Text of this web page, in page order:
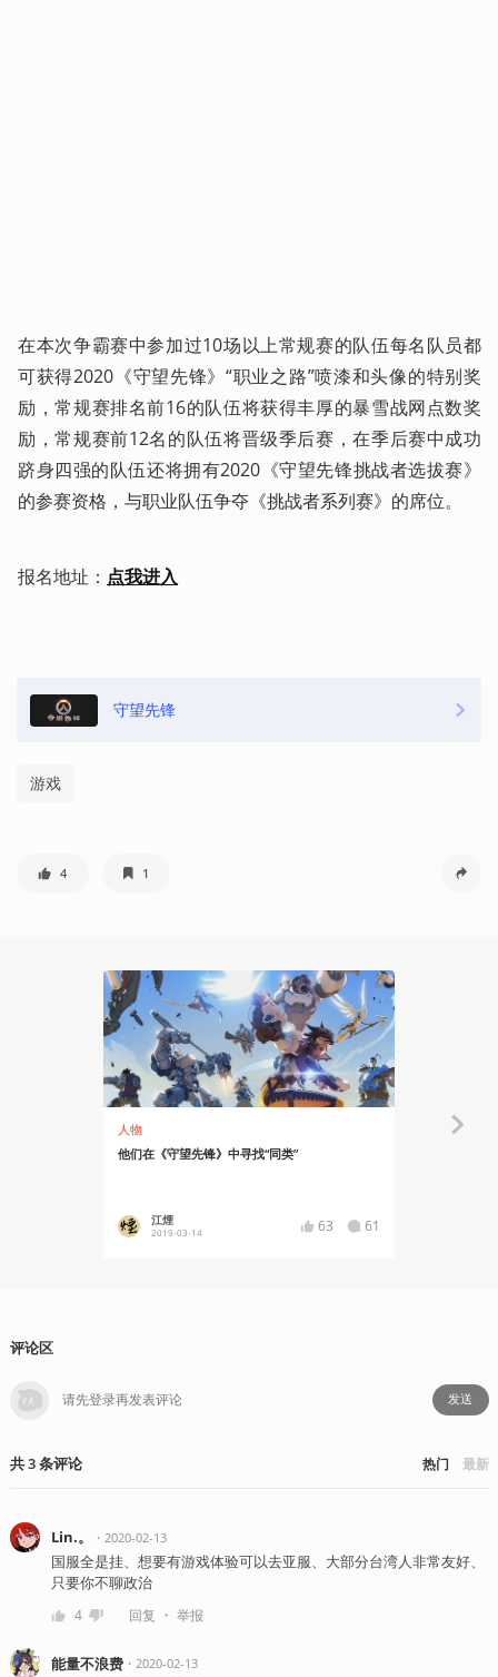
在本次争霸赛中参加过10场以上常规赛的队伍每名队员都
可获得2020《守望先锋》“职业之路”喷漆和头像的特别奖
励，常规赛排名前16的队伍将获得丰厚的暴雪战网点数奖
励，常规赛前12名的队伍将晋级季后赛，在季后赛中成功
跻身四强的队伍还将拥有2020《守望先锋挑战者选拔赛》
的参赛资格，与职业队伍争夺《挑战者系列赛》的席位。
报名地址： 点我进入
守望先锋
游戏
4 1
人物
他们在《守望先锋》中寻找“同类”
江煙
2019-03-14 63 61
评论区
发送
共3条评论 热门 最新
Lin.。 ・ 2020-02-13
国服全是挂、想要有游戏体验可以去亚服、大部分台湾人非常友好、
只要你不聊政治
4 回复 ・ 举报
能量不浪费・ 2020-02-13